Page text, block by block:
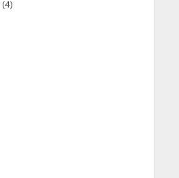
(4)